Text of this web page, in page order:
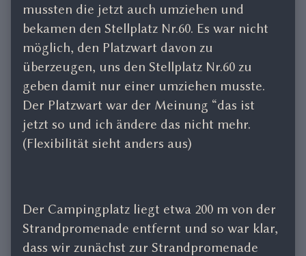
mussten die jetzt auch umziehen und
bekamen den Stellplatz Nr.60. Es war nicht
möglich, den Platzwart davon zu
überzeugen, uns den Stellplatz Nr.60 zu
geben damit nur einer umziehen musste.
Der Platzwart war der Meinung “das ist
jetzt so und ich ändere das nicht mehr.
(Flexibilität sieht anders aus)
Der Campingplatz liegt etwa 200 m von der
Strandpromenade entfernt und so war klar,
dass wir zunächst zur Strandpromenade